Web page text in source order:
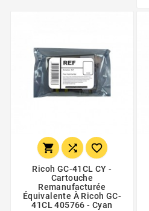
  
Ricoh GC-41CL CY -
Cartouche
Remanufacturée
Équivalente À Ricoh GC-
41CL 405766 - Cyan